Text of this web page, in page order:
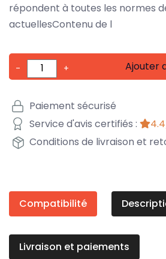
répondent à toutes les normes
actuellesContenu de l
- + Ajouter
Paiement sécurisé
Service d'avis certifiés :
Conditions de livraison et
Compatibilité
Livraison et paiements